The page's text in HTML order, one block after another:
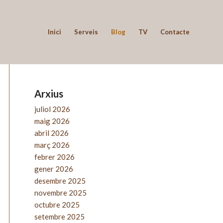
Inici Serveis Blog TV Contacte
Arxius
juliol 2026
maig 2026
abril 2026
març 2026
febrer 2026
gener 2026
desembre 2025
novembre 2025
octubre 2025
setembre 2025